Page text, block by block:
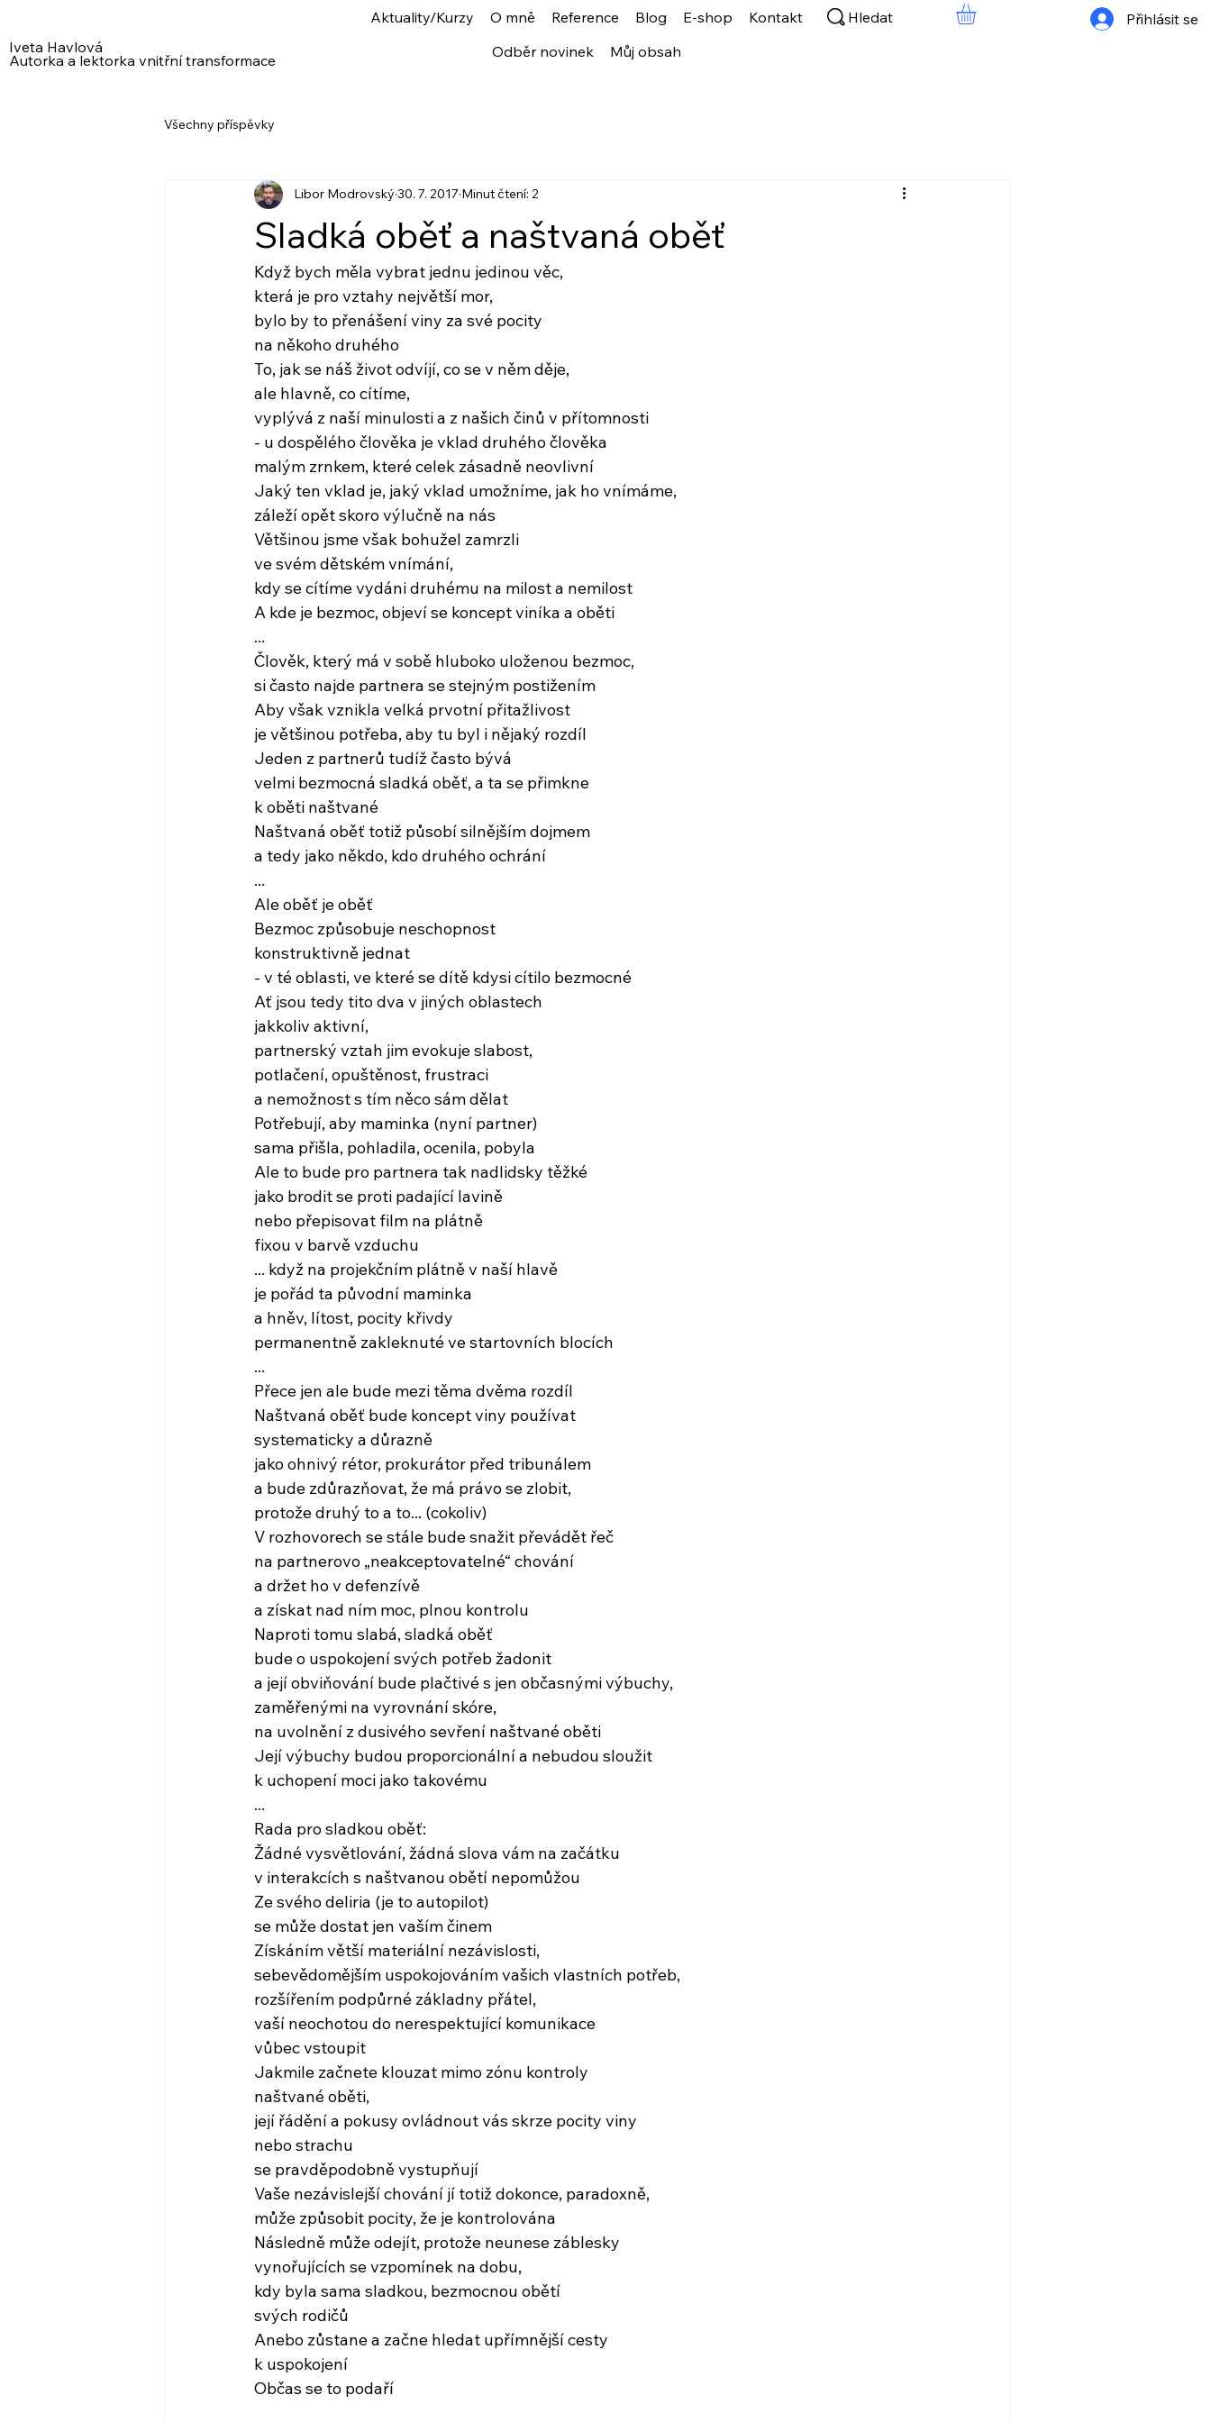
Iveta Havlová
Autorka a lektorka vnitřní transformace
Aktuality/Kurzy O mně Reference Blog E-shop
Kontakt
Odběr novinek
Můj obsah
Přihlásit se
Hledat
Všechny příspěvky
Sladká oběť a naštvaná oběť
Libor Modrovský 30. 7. 2017 Minut čtení: 2
Když bych měla vybrat jednu jedinou věc,
která je pro vztahy největší mor,
bylo by to přenášení viny za své pocity
na někoho druhého
To, jak se náš život odvíjí, co se v něm děje,
ale hlavně, co cítíme,
vyplývá z naší minulosti a z našich činů v přítomnosti
- u dospělého člověka je vklad druhého člověka
malým zrnkem, které celek zásadně neovlivní
Jaký ten vklad je, jaký vklad umožníme, jak ho vnímáme,
záleží opět skoro výlučně na nás
Většinou jsme však bohužel zamrzli
ve svém dětském vnímání,
kdy se cítíme vydáni druhému na milost a nemilost
A kde je bezmoc, objeví se koncept viníka a oběti
...
Člověk, který má v sobě hluboko uloženou bezmoc,
si často najde partnera se stejným postižením
Aby však vznikla velká prvotní přitažlivost
je většinou potřeba, aby tu byl i nějaký rozdíl
Jeden z partnerů tudíž často bývá
velmi bezmocná sladká oběť, a ta se přimkne
k oběti naštvané
Naštvaná oběť totiž působí silnějším dojmem
a tedy jako někdo, kdo druhého ochrání
...
Ale oběť je oběť
Bezmoc způsobuje neschopnost
konstruktivně jednat
- v té oblasti, ve které se dítě kdysi cítilo bezmocné
Ať jsou tedy tito dva v jiných oblastech
jakkoliv aktivní,
partnerský vztah jim evokuje slabost,
potlačení, opuštěnost, frustraci
a nemožnost s tím něco sám dělat
Potřebují, aby maminka (nyní partner)
sama přišla, pohladila, ocenila, pobyla
Ale to bude pro partnera tak nadlidsky těžké
jako brodit se proti padající lavině
nebo přepisovat film na plátně
fixou v barvě vzduchu
... když na projekčním plátně v naší hlavě
je pořád ta původní maminka
a hněv, lítost, pocity křivdy
permanentně zakleknuté ve startovních blocích
...
Přece jen ale bude mezi těma dvěma rozdíl
Naštvaná oběť bude koncept viny používat
systematicky a důrazně
jako ohnivý rétor, prokurátor před tribunálem
a bude zdůrazňovat, že má právo se zlobit,
protože druhý to a to... (cokoliv)
V rozhovorech se stále bude snažit převádět řeč
na partnerovo „neakceptovatelné“ chování
a držet ho v defenzívě
a získat nad ním moc, plnou kontrolu
Naproti tomu slabá, sladká oběť
bude o uspokojení svých potřeb žadonit
a její obviňování bude plačtivé s jen občasnými výbuchy,
zaměřenými na vyrovnání skóre,
na uvolnění z dusivého sevření naštvané oběti
Její výbuchy budou proporcionální a nebudou sloužit
k uchopení moci jako takovému
...
Rada pro sladkou oběť:
Žádné vysvětlování, žádná slova vám na začátku
v interakcích s naštvanou obětí nepomůžou
Ze svého deliria (je to autopilot)
se může dostat jen vaším činem
Získáním větší materiální nezávislosti,
sebevědomějším uspokojováním vašich vlastních potřeb,
rozšířením podpůrné základny přátel,
vaší neochotou do nerespektující komunikace
vůbec vstoupit
Jakmile začnete klouzat mimo zónu kontroly
naštvané oběti,
její řádění a pokusy ovládnout vás skrze pocity viny
nebo strachu
se pravděpodobně vystupňují
Vaše nezávislejší chování jí totiž dokonce, paradoxně,
může způsobit pocity, že je kontrolována
Následně může odejít, protože neunese záblesky
vynořujících se vzpomínek na dobu,
kdy byla sama sladkou, bezmocnou obětí
svých rodičů
Anebo zůstane a začne hledat upřímnější cesty
k uspokojení
Občas se to podaří